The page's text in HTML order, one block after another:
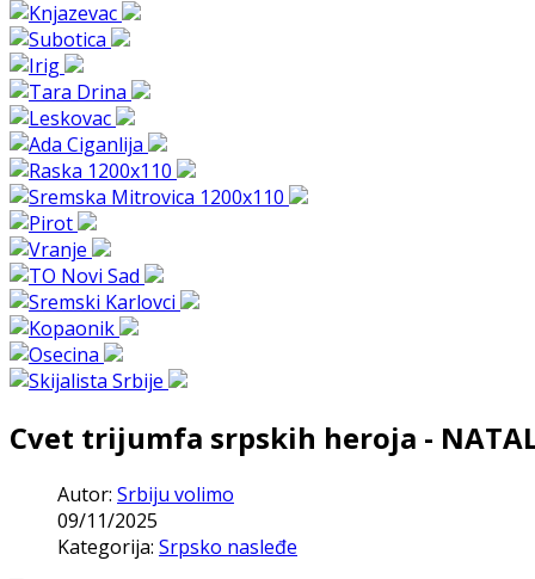
Cvet trijumfa srpskih heroja -
Autor: Srbiju volimo
09/11/2025
Kategorija: Srpsko nasleđe